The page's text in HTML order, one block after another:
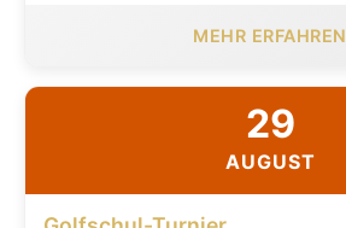
MEHR ERFAHREN
29
AUGUST